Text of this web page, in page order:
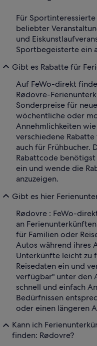
Für
beliebter
und
Sportbegeisterte ein
Gibt es Rabatte für
Auf FeWo-direkt
Rødovre-
Sonderpreise für
wöchentliche oder
Annehmlichkeiten
verschiedene
auch für Frühbucher.
Rabattcode
ein und wende die
anzuzeigen.
Gibt es hier
Rødovre : FeWo-
an
für Familien oder
Autos während ihres
Unterkünfte leicht zu
Reisedaten ein und
verfügbar" unter den
schnell und einfach
Bedürfnissen
oder einen längeren
Kann ich
finden: Rødovre?